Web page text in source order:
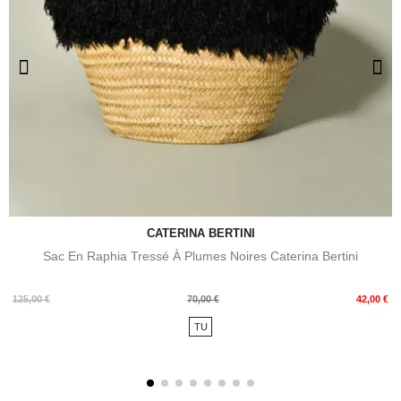
CATERINA BERTINI
Sac En Raphia Tressé À Plumes Noires Caterina Bertini
125,00 €
Prix
70,00 € 42,00 €
Prix
TU